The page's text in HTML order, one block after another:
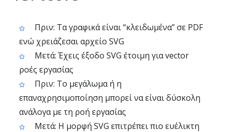
Πριν: Τα γραφικά είναι “κλειδωμένα” σε PDF
ενώ χρειάζεσαι αρχείο SVG
Μετά: Έχεις έξοδο SVG έτοιμη για vector
ροές εργασίας
Πριν: Το μεγάλωμα ή η
επαναχρησιμοποίηση μπορεί να είναι δύσκολη
ανάλογα με τη ροή εργασίας
Μετά: Η μορφή SVG επιτρέπει πιο ευέλικτη